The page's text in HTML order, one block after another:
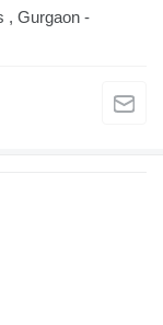
, Gurgaon -